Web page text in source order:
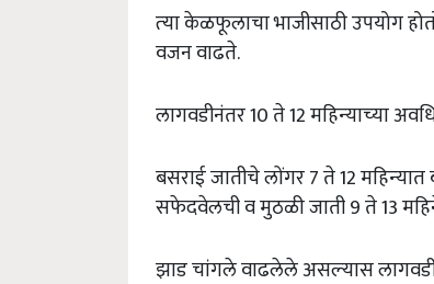
त्‍या केळफूलाचा भाजीसाठी उपयोग
वजन वाढते.
लागवडीनंतर 10 ते 12 महिन्‍याच्‍या
बसराई जातीचे लोंगर 7 ते 12
सफेदवेलची व मुठळी जाती 9 ते 13
झाड चांगले वाढलेले असल्‍यास